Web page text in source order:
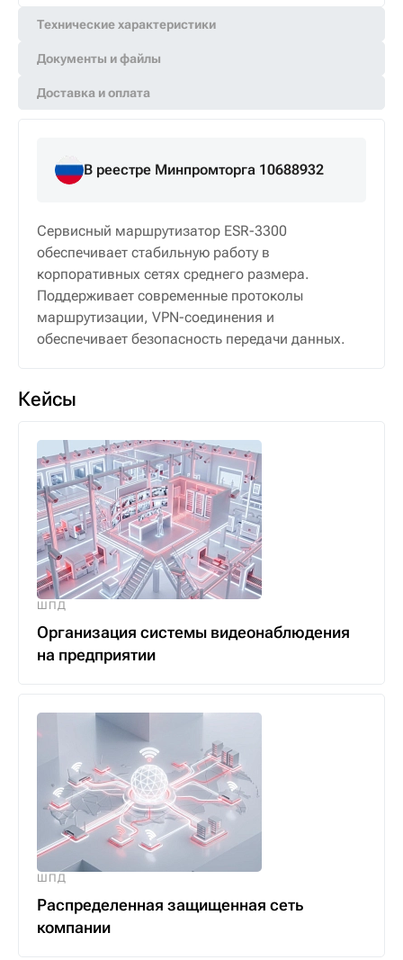
Технические характеристики
Документы и файлы
Доставка и оплата
В реестре Минпромторга 10688932
Сервисный маршрутизатор ESR-3300
обеспечивает стабильную работу в
корпоративных сетях среднего размера.
Поддерживает современные протоколы
маршрутизации, VPN-соединения и
обеспечивает безопасность передачи данных.
Кейсы
ШПД
Организация системы видеонаблюдения
на предприятии
ШПД
Распределенная защищенная сеть
компании